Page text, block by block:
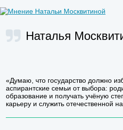
Наталья
«Думаю, что государство должно
аспирантские семьи от выбора:
образование и получать учёную
карьеру и служить отечественной